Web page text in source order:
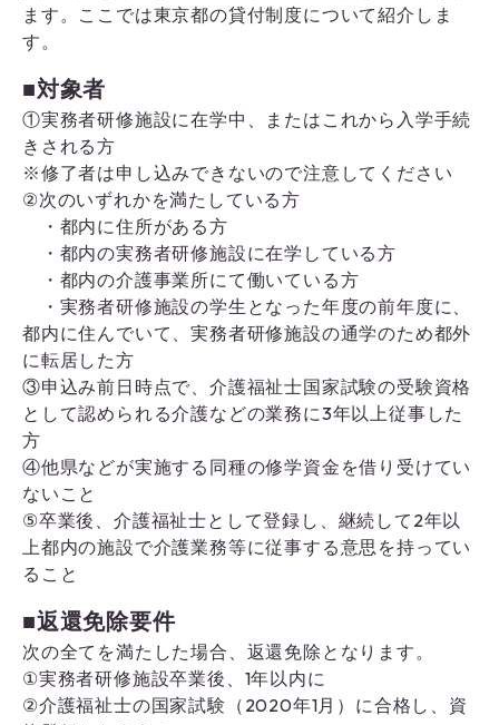
ます。ここでは東京都の貸付制度について紹介しま
す。
■対象者
①実務者研修施設に在学中、またはこれから入学手続
きされる方
※修了者は申し込みできないので注意してください
②次のいずれかを満たしている方
・都内に住所がある方
・都内の実務者研修施設に在学している方
・都内の介護事業所にて働いている方
・実務者研修施設の学生となった年度の前年度に、
都内に住んでいて、実務者研修施設の通学のため都外
に転居した方
③申込み前日時点で、介護福祉士国家試験の受験資格
として認められる介護などの業務に3年以上従事した
方
④他県などが実施する同種の修学資金を借り受けてい
ないこと
⑤卒業後、介護福祉士として登録し、継続して2年以
上都内の施設で介護業務等に従事する意思を持ってい
ること
■返還免除要件
次の全てを満たした場合、返還免除となります。
①実務者研修施設卒業後、1年以内に
②介護福祉士の国家試験（2020年1月）に合格し、資